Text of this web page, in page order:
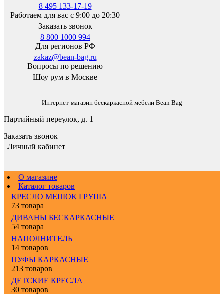
8 495 133-17-19
Работаем для вас с 9:00 до 20:30
Заказать звонок
8 800 1000 994
Для регионов РФ
zakaz@bean-bag.ru
Вопросы по решению
Шоу рум в Москве
Интернет-магазин бескаркасной мебели Bean Bag
Партийный переулок, д. 1
Заказать звонок
Личный кабинет
О магазине
Каталог товаров
КРЕСЛО МЕШОК ГРУША
73 товара
ДИВАНЫ БЕСКАРКАСНЫЕ
54 товара
НАПОЛНИТЕЛЬ
14 товаров
ПУФЫ КАРКАСНЫЕ
213 товаров
ДЕТСКИЕ КРЕСЛА
30 товаров